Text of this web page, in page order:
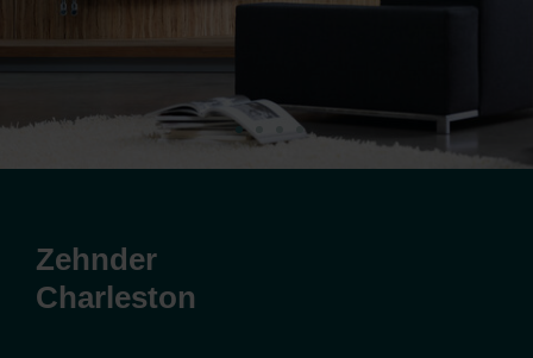
Zehnder
Charleston